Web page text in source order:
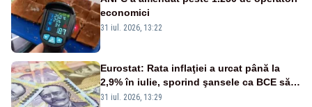
economici
31 iul. 2026, 13:22
Eurostat: Rata inflaţiei a urcat până la
2,9% în iulie, sporind şansele ca BCE să
majoreze dobânda
31 iul. 2026, 13:29